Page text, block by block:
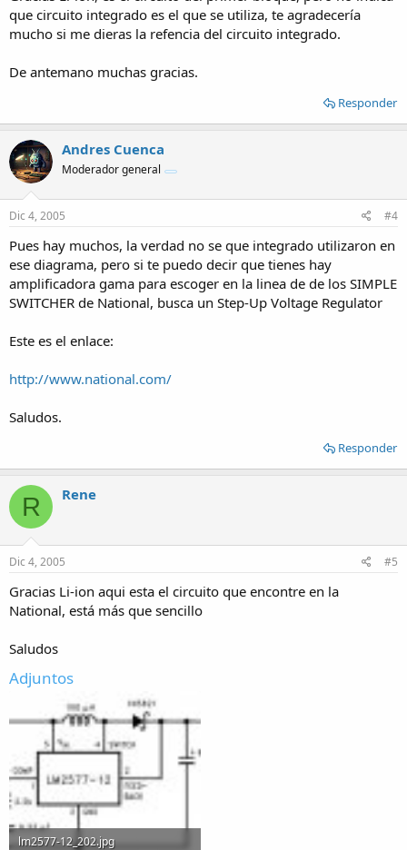
que circuito integrado es el que se utiliza, te agradecería
mucho si me dieras la refencia del circuito integrado.
De antemano muchas gracias.
Responder
Andres Cuenca
Moderador general
Dic 4, 2005 #4
Pues hay muchos, la verdad no se que integrado utilizaron en
ese diagrama, pero si te puedo decir que tienes hay
amplificadora gama para escoger en la linea de de los SIMPLE
SWITCHER de National, busca un Step-Up Voltage Regulator
Este es el enlace:
http://www.national.com/
Saludos.
Responder
R Rene
Dic 4, 2005 #5
Gracias Li-ion aqui esta el circuito que encontre en la
National, está más que sencillo
Saludos
Adjuntos
lm2577-12_202.jpg